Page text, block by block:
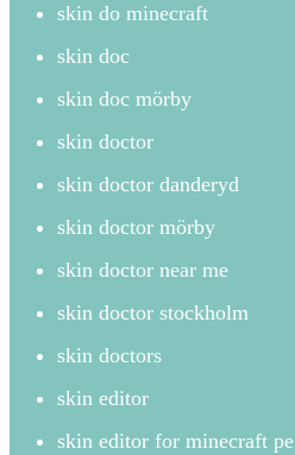
skin do minecraft
skin doc
skin doc mörby
skin doctor
skin doctor danderyd
skin doctor mörby
skin doctor near me
skin doctor stockholm
skin doctors
skin editor
skin editor for minecraft pe